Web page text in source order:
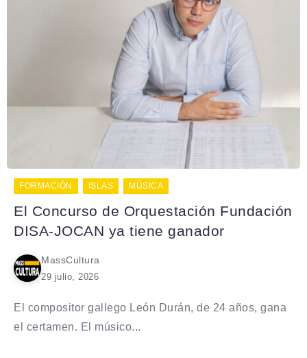
FORMACIÓN ISLAS MÚSICA
El Concurso de Orquestación Fundación
DISA-JOCAN ya tiene ganador
MassCultura
29 julio, 2026
El compositor gallego León Durán, de 24 años, gana
el certamen. El músico...